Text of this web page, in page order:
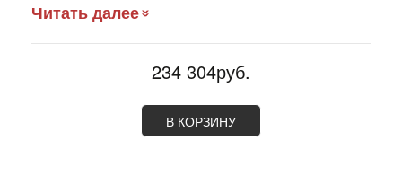
Читать далее
234 304руб.
В КОРЗИНУ